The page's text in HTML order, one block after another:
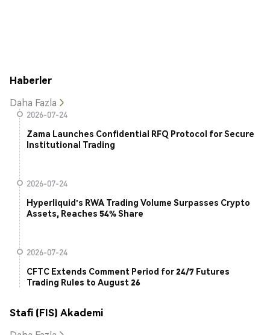
Haberler
Daha Fazla
2026-07-24
Zama Launches Confidential RFQ Protocol for Secure
Institutional Trading
2026-07-24
Hyperliquid's RWA Trading Volume Surpasses Crypto
Assets, Reaches 54% Share
2026-07-24
CFTC Extends Comment Period for 24/7 Futures
Trading Rules to August 26
Stafi (FIS) Akademi